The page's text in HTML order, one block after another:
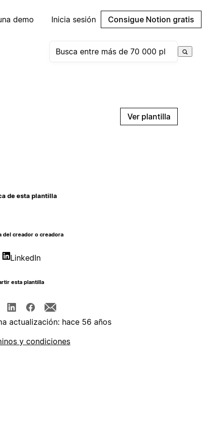
demo Inicia sesión Consigue Notion gratis
Ver plantilla
de esta plantilla
del creador o creadora
LinkedIn
esta plantilla
actualización: hace 56 años
y condiciones